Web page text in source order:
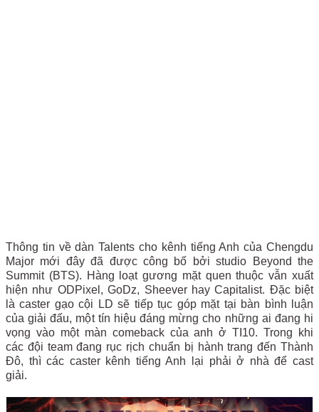
Thông tin về dàn Talents cho kênh tiếng Anh của Chengdu
Major mới đây đã được công bố bởi studio Beyond the
Summit (BTS). Hàng loạt gương mặt quen thuộc vẫn xuất
hiện như ODPixel, GoDz, Sheever hay Capitalist. Đặc biệt
là caster gạo cội LD sẽ tiếp tục góp mặt tại bàn bình luận
của giải đấu, một tín hiệu đáng mừng cho những ai đang hi
vọng vào một màn comeback của anh ở TI10. Trong khi
các đội team đang rục rịch chuẩn bị hành trang đến Thành
Đô, thì các caster kênh tiếng Anh lại phải ở nhà để cast
giải.